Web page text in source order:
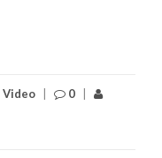
Video 0